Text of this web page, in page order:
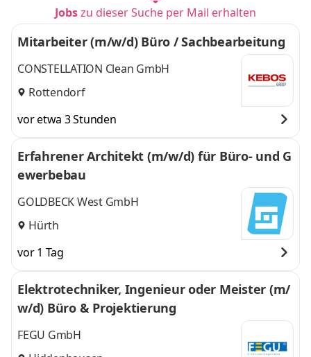
Jobszu dieser Suche per Mail erhalten
Mitarbeiter (m/w/d) Büro / Sachbearbeitung
CONSTELLATION Clean GmbH
Rottendorf
vor etwa 3 Stunden
Erfahrener Architekt (m/w/d) für Büro- und G
ewerbebau
GOLDBECK West GmbH
Hürth
vor 1 Tag
Elektrotechniker, Ingenieur oder Meister (m/
w/d) Büro & Projektierung
FEGU GmbH